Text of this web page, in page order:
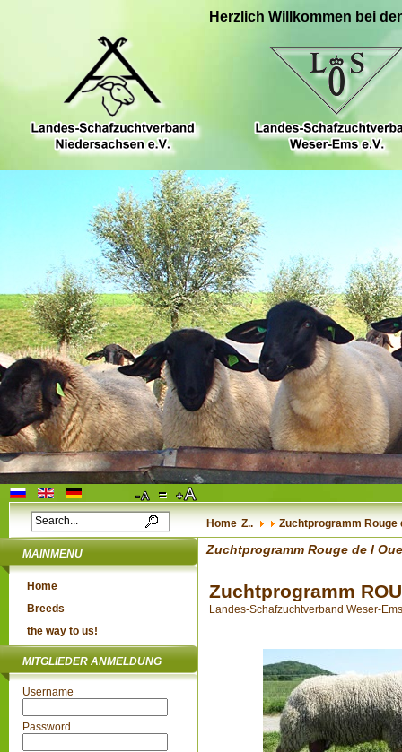
Herzlich Willkommen bei
Home Z.. Zuchtprogramm Rouge
MAINMENU
Home
Breeds
the way to us!
MITGLIEDER ANMELDUNG
Username
Password
Zuchtprogramm Rouge de l
Zuchtprogramm
Landes-Schafzuchtverband Weser-